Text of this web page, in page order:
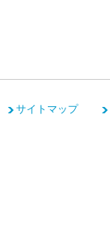
サイトマップ